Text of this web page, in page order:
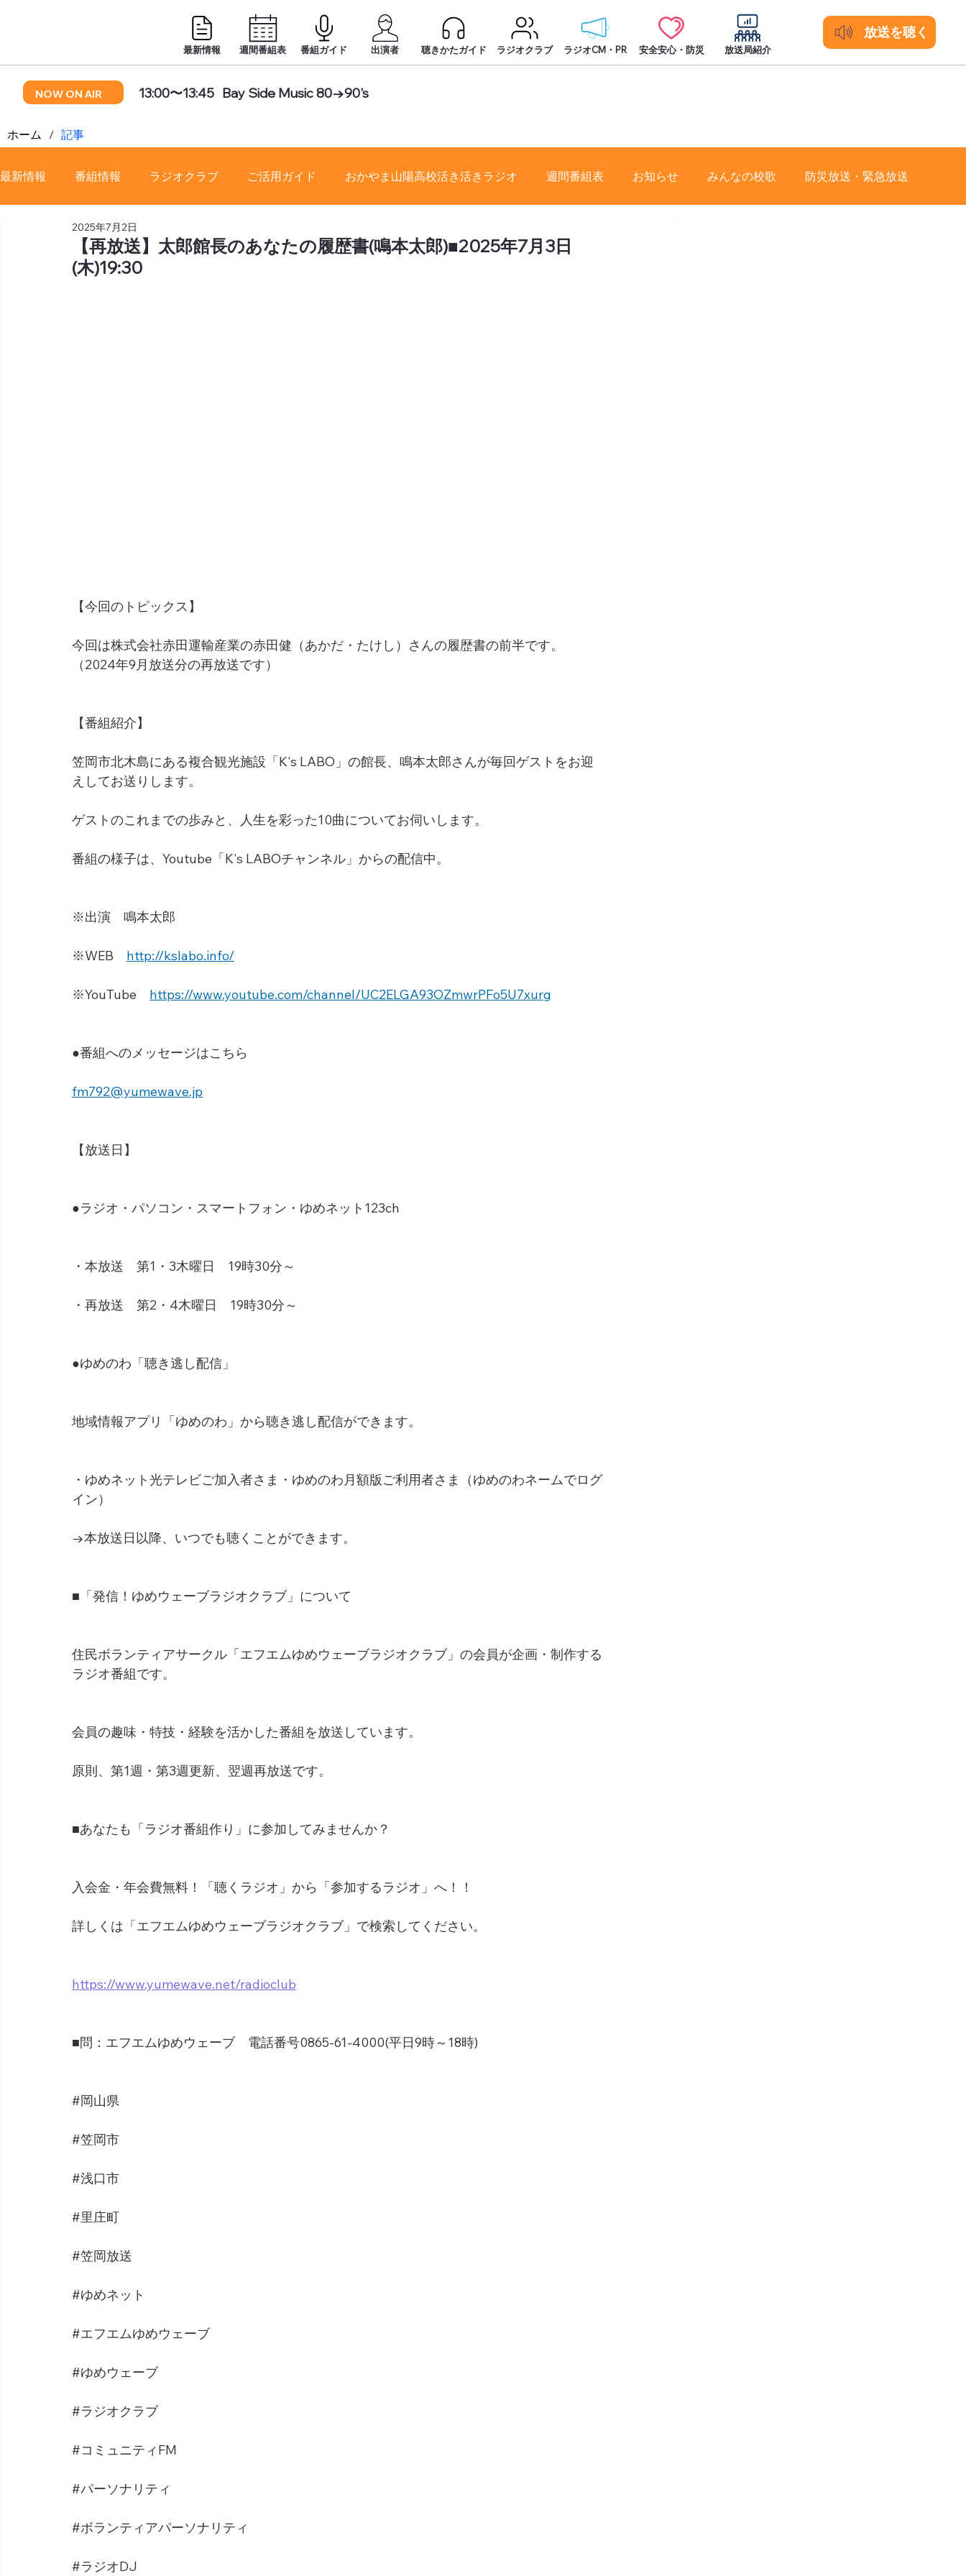
ホーム / 記事
NOW ON AIR 13:00〜13:45 Bay Side Music 80→90's
最新情報 週間番組表 番組ガイド 出演者 聴きかたガイド ラジオクラブ ラジオCM・PR 安全安心・防災 放送局紹介
放送を聴く
最新情報 番組情報 ラジオクラブ ご活用ガイド おかやま山陽高校活き活きラジオ 週間番組表 お知らせ みんなの校歌 防災放送・緊急放送
番組審議会
【再放送】太郎館長のあなたの履歴書(鳴本太郎)■2025年7月3日
(木)19:30
2025年7月2日
【今回のトピックス】
今回は株式会社赤田運輸産業の赤田健（あかだ・たけし）さんの履歴書の前半です。
（2024年9月放送分の再放送です）
【番組紹介】
笠岡市北木島にある複合観光施設「K's LABO」の館長、鳴本太郎さんが毎回ゲストをお迎
えしてお送りします。
ゲストのこれまでの歩みと、人生を彩った10曲についてお伺いします。
番組の様子は、Youtube「K's LABOチャンネル」からの配信中。
※出演　鳴本太郎
※WEB http://kslabo.info/
※YouTube https://www.youtube.com/channel/UC2ELGA93OZmwrPFo5U7xurg
●番組へのメッセージはこちら
fm792@yumewave.jp
【放送日】
●ラジオ・パソコン・スマートフォン・ゆめネット123ch
・本放送　第1・3木曜日　19時30分～
・再放送　第2・4木曜日　19時30分～
●ゆめのわ「聴き逃し配信」
地域情報アプリ「ゆめのわ」から聴き逃し配信ができます。
・ゆめネット光テレビご加入者さま・ゆめのわ月額版ご利用者さま（ゆめのわネームでログ
イン）
→本放送日以降、いつでも聴くことができます。
■「発信！ゆめウェーブラジオクラブ」について
住民ボランティアサークル「エフエムゆめウェーブラジオクラブ」の会員が企画・制作する
ラジオ番組です。
会員の趣味・特技・経験を活かした番組を放送しています。
原則、第1週・第3週更新、翌週再放送です。
■あなたも「ラジオ番組作り」に参加してみませんか？
入会金・年会費無料！「聴くラジオ」から「参加するラジオ」へ！！
詳しくは「エフエムゆめウェーブラジオクラブ」で検索してください。
https://www.yumewave.net/radioclub
■問：エフエムゆめウェーブ　電話番号0865-61-4000(平日9時～18時)
#岡山県
#笠岡市
#浅口市
#里庄町
#笠岡放送
#ゆめネット
#エフエムゆめウェーブ
#ゆめウェーブ
#ラジオクラブ
#コミュニティFM
#パーソナリティ
#ボランティアパーソナリティ
#ラジオDJ